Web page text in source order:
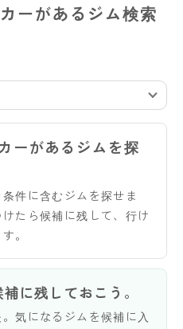
ーがあるジム検索
ーがあるジムを探
件に含むジムを探せま
たら候補に残して、行け
。
に残しておこう。
気になるジムを候補に入